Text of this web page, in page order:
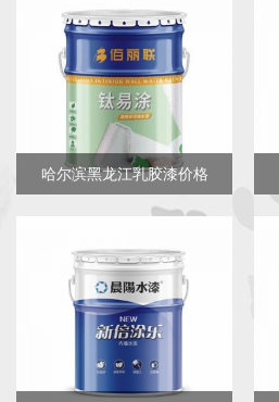
哈尔滨黑龙江乳胶漆价格